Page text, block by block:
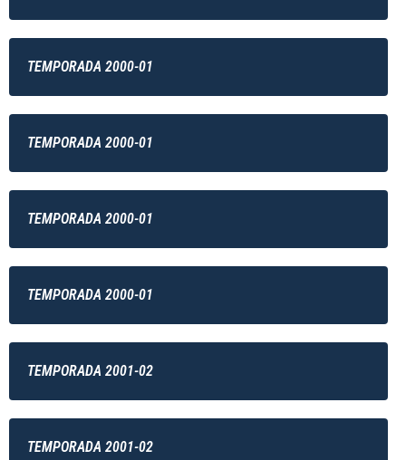
TEMPORADA 2000-01
TEMPORADA 2000-01
TEMPORADA 2000-01
TEMPORADA 2000-01
TEMPORADA 2001-02
TEMPORADA 2001-02